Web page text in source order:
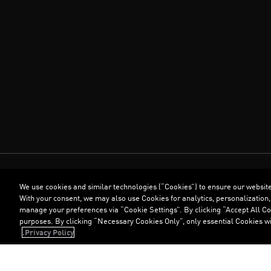
We use cookies and similar technologies (“Cookies”) to ensure our
With your consent, we may also use Cookies for analytics,
manage your preferences via “Cookie Settings”. By clicking “Accept All
purposes. By clicking “Necessary Cookies Only”, only essential Cookies
Privacy Policy.